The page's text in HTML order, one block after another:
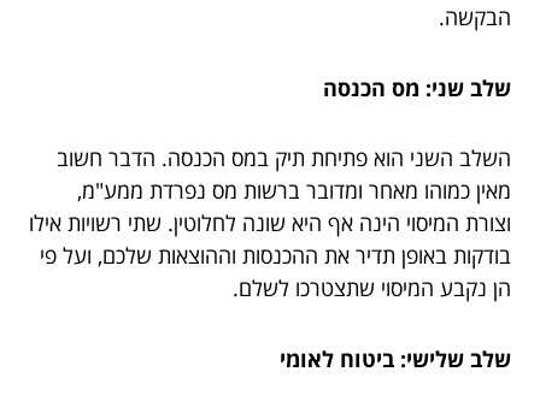
הבקשה.
שלב שני: מס הכנסה
השלב השני הוא פתיחת תיק במס הכנסה. הדבר חשוב
מאין כמוהו מאחר ומדובר ברשות מס נפרדת ממע"מ,
וצורת המיסוי הינה אף היא שונה לחלוטין. שתי רשויות אילו
בודקות באופן תדיר את ההכנסות וההוצאות שלכם, ועל פי
הן נקבע המיסוי שתצטרכו לשלם.
שלב שלישי: ביטוח לאומי